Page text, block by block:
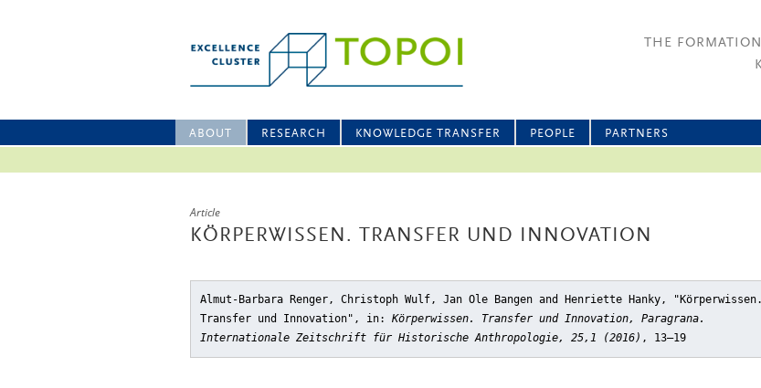
THE
ABOUT RESEARCH KNOWLEDGE TRANSFER PEOPLE PARTNERS
Article
KÖRPERWISSEN. TRANSFER UND INNOVATION
Almut-Barbara Renger, Christoph Wulf, Jan Ole Bangen and Henriette Hanky, "Körperwissen.
Transfer und Innovation" , in: Körperwissen. Transfer und Innovation, Paragrana.
Internationale Zeitschrift für Historische Anthropologie, 25,1 (2016) , 13–19